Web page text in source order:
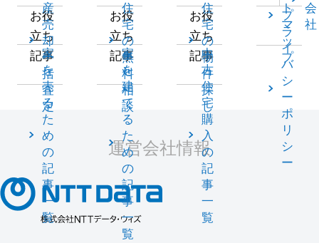
産
売
却
一
括
査
定
お役
立ち
記事
家
を
売
る
た
め
の
記
事
一
覧
住
宅
の
無
料
相
談
お役
立ち
記事
家
を
建
て
る
た
め
の
記
事
一
覧
住
宅
の
物
件
探
し
お役
立ち
記事
中
古
住
宅
購
入
の
記
事
一
覧
ト
マ
ッ
プ
会
社
プ
ラ
イ
バ
シ
ー
ポ
リ
シ
ー
運営会社情報